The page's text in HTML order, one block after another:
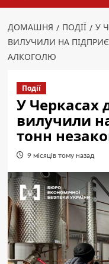
ДОМАШНЯ ПОДІЇ
У
ВИЛУЧИЛИ НА
АЛКОГОЛЮ
Події
У Черкасах
вилучили
тонн
9 місяців тому назад